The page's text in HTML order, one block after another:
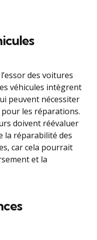
des voitures
véhicules intègrent
peuvent nécessiter
les réparations.
doivent réévaluer
la réparabilité des
car cela pourrait
et la